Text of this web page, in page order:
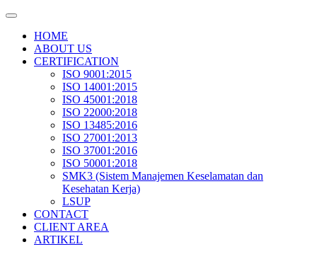
Skip
contentHOME
ABOUT US
CERTIFICATION
ISO 9001:2015
ISO 14001:2015
ISO 45001:2018
ISO 22000:2018
ISO 13485:2016
ISO 27001:2013
ISO 37001:2016
ISO 50001:2018
SMK3 (Sistem Manajemen Keselamatan dan
Kesehatan Kerja)
LSUP
CONTACT
CLIENT AREA
ARTIKEL